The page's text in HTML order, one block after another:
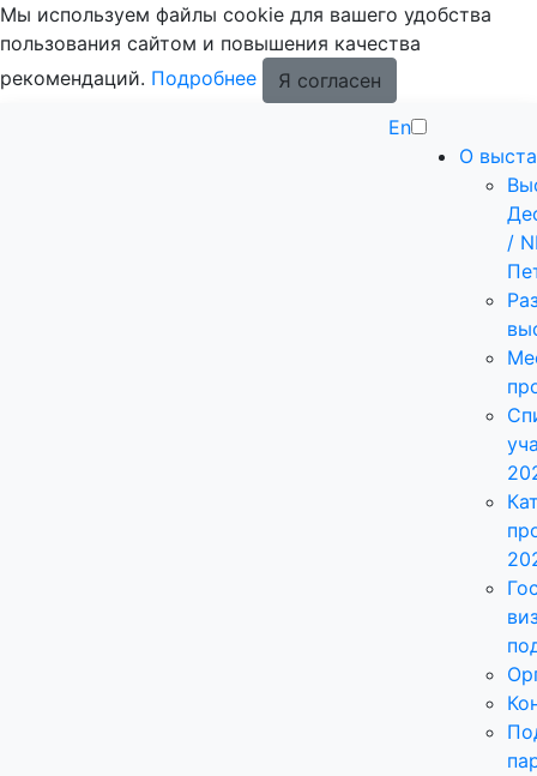
Мы используем файлы cookie для вашего удобства
пользования сайтом и повышения качества
рекомендаций. Подробнее
Я согласен
En
О
/